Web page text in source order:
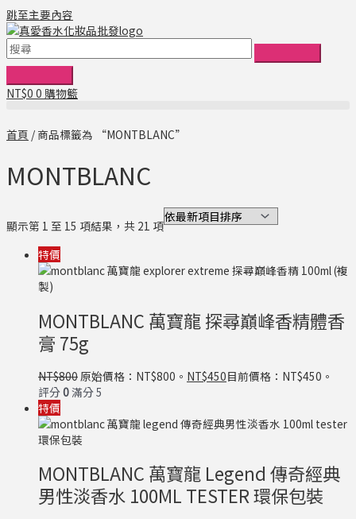
跳至主要內容
NT$0 0 購物籃
首頁 / 商品標籤為 “MONTBLANC”
MONTBLANC
顯示第 1 至 15 項結果，共 21 項
特價
MONTBLANC 萬寶龍 探尋巔峰香精體香
膏 75g
NT$800 原始價格：NT$800。 NT$450目前價格：NT$450。
評分 0滿分 5
特價
MONTBLANC 萬寶龍 Legend 傳奇經典
男性淡香水 100ML TESTER 環保包裝